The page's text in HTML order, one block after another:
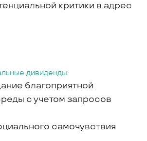
критики в адрес
дивиденды:
благоприятной
с учетом запросов
самочувствия